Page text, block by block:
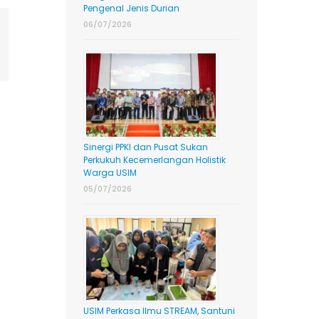
Pengenal Jenis Durian
06/07/2026
Sinergi PPKI dan Pusat Sukan
Perkukuh Kecemerlangan Holistik
Warga USIM
05/07/2026
USIM Perkasa Ilmu STREAM, Santuni